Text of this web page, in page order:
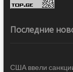
Последние
США ввели